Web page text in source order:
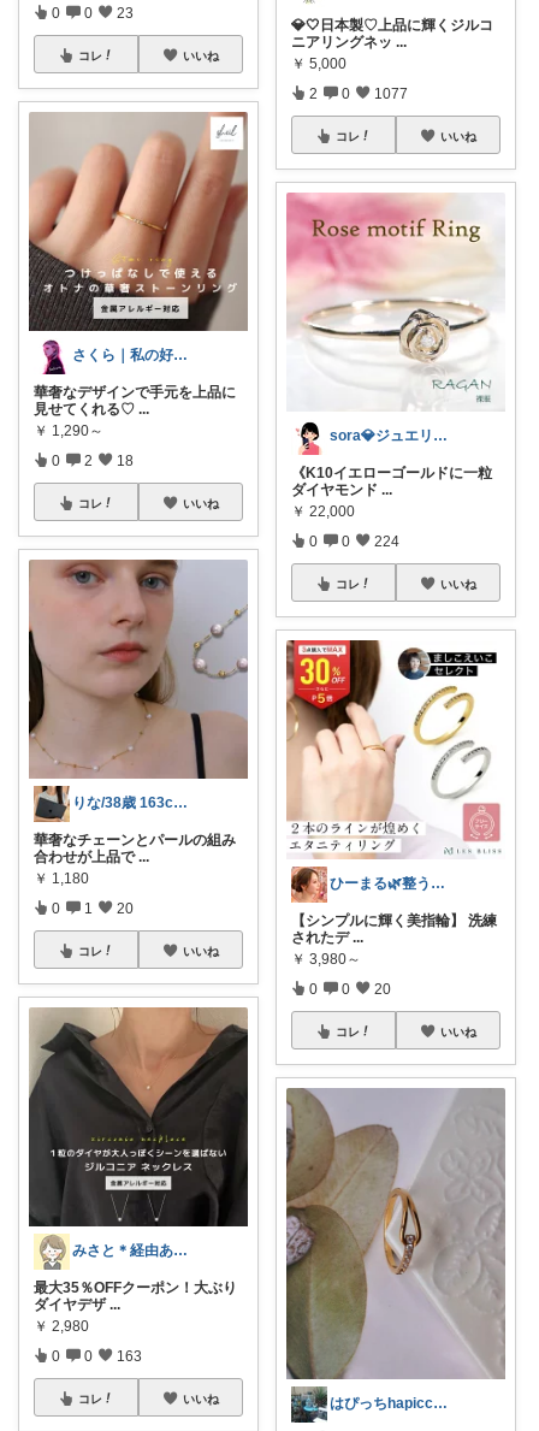
0 0 23
コレ いいね
さくら｜私の好きなモノ.コト.ヒト
華奢なデザインで手元を上品に
見せてくれる♡ ...
￥ 1,290～
0 2 18
コレ いいね
りな/38歳 163cm 骨格ストレート
華奢なチェーンとパールの組み
合わせが上品で ...
￥ 1,180
0 1 20
コレ いいね
みさと＊経由ありがとうございます🧡
最大35％OFFクーポン！大ぶり
ダイヤデザ ...
￥ 2,980
0 0 163
コレ いいね
💎🤍日本製♡上品に輝くジルコ
ニアリングネッ ...
￥ 5,000
2 0 1077
コレ いいね
sora💎ジュエリールーム
《K10イエローゴールドに一粒
ダイヤモンド ...
￥ 22,000
0 0 224
コレ いいね
ひーまる🌿整う暮らしと成分美容
【シンプルに輝く美指輪】 洗練
されたデ ...
￥ 3,980～
0 0 20
コレ いいね
はぴっちhapicchi💎🏃感謝💐